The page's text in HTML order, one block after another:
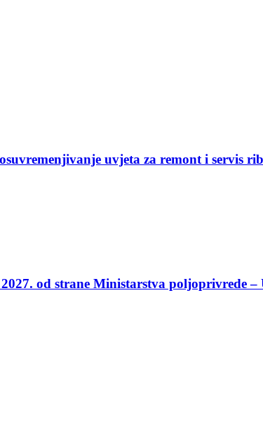
uvjeta za remont i servis
od strane Ministarstva poljoprivrede –